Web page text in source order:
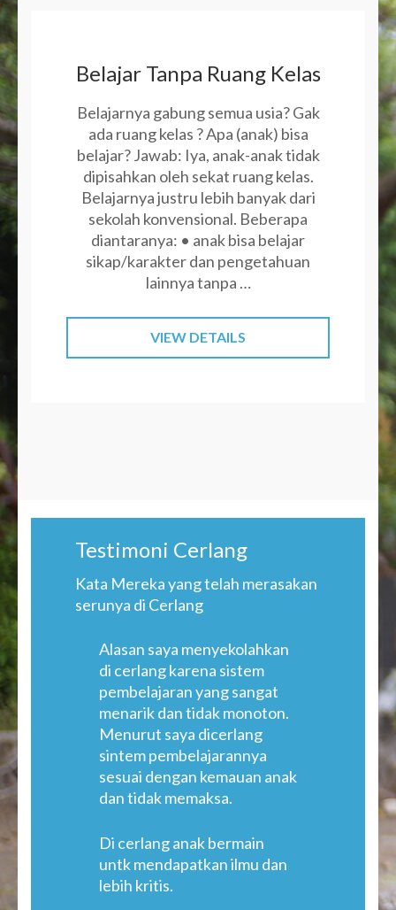
Belajar Tanpa Ruang Kelas
Belajarnya gabung semua usia? Gak
ada ruang kelas ? Apa (anak) bisa
belajar? Jawab: Iya, anak-anak tidak
dipisahkan oleh sekat ruang kelas.
Belajarnya justru lebih banyak dari
sekolah konvensional. Beberapa
diantaranya: • anak bisa belajar
sikap/karakter dan pengetahuan
lainnya tanpa …
VIEW DETAILS
Testimoni Cerlang
Kata Mereka yang telah merasakan
serunya di Cerlang
Alasan saya menyekolahkan
di cerlang karena sistem
pembelajaran yang sangat
menarik dan tidak monoton.
Menurut saya dicerlang
sintem pembelajarannya
sesuai dengan kemauan anak
dan tidak memaksa.
Di cerlang anak bermain
untk mendapatkan ilmu dan
lebih kritis.